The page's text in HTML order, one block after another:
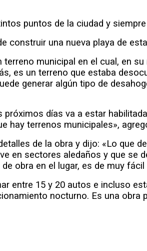
puntos de la ciudad y
construir una nueva playa de
municipal en el cual, en
es un terreno que estaba
generar algún tipo de
días va a estar
hay terrenos municipales»,
de la obra y dijo: «Lo que
en sectores aledaños y que
obra en el lugar, es de muy fácil
entre 15 y 20 autos e incluso
nocturno. Es una